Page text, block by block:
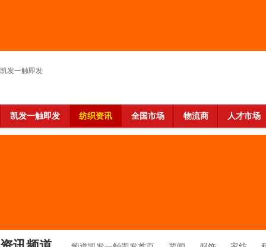
凯发一触即发
凯发一触即发 纺织资讯 全国市场 物流商 人才市场